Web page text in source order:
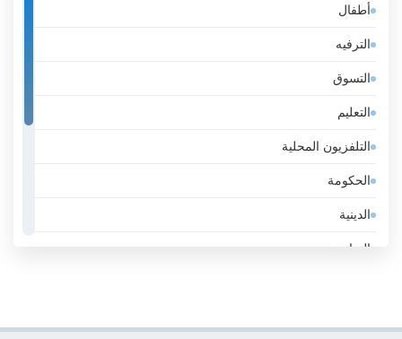
إسبانيا
إستونيا
إسرائيل
إيران
إيطاليا
الأرجنتين
الأردن
أطفال
الترفيه
التسوق
التعليم
التلفزيون المحلية
الحكومة
الدينية
الرياضة